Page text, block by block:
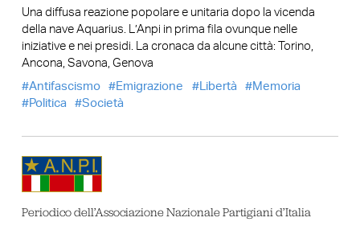
Una diffusa reazione popolare e unitaria dopo la vicenda
della nave Aquarius. L’Anpi in prima fila ovunque nelle
iniziative e nei presidi. La cronaca da alcune città: Torino,
Ancona, Savona, Genova
Antifascismo
Emigrazione Libertà
Memoria
Politica
Società
Periodico dell’Associazione Nazionale Partigiani d’Italia